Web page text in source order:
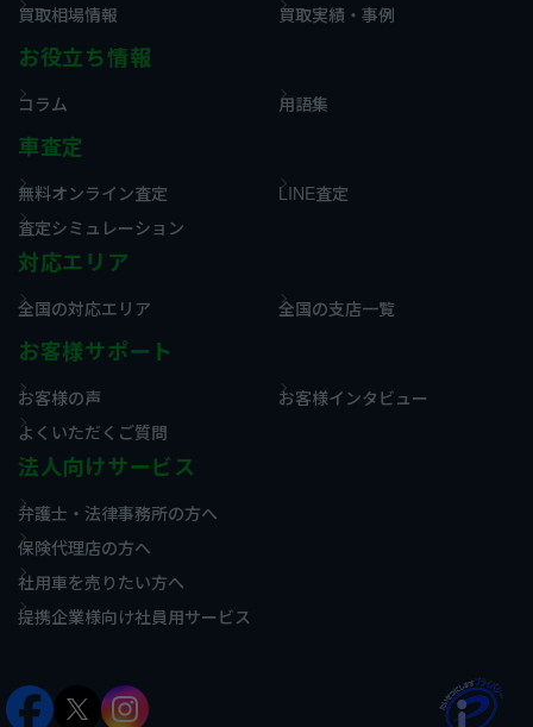
買取相場情報
買取実績・事例
お役立ち情報
コラム 用語集
車査定
無料オンライン査定
LINE査定
査定シミュレーション
対応エリア
全国の対応エリア 全国の支店一覧
お客様サポート
お客様の声
お客様インタビュー
よくいただくご質問
法人向けサービス
弁護士・法律事務所の方へ
保険代理店の方へ
社用車を売りたい方へ
提携企業様向け社員用サービス